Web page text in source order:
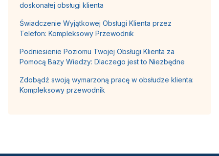
doskonałej obsługi klienta
Świadczenie Wyjątkowej Obsługi Klienta przez
Telefon: Kompleksowy Przewodnik
Podniesienie Poziomu Twojej Obsługi Klienta za
Pomocą Bazy Wiedzy: Dlaczego jest to Niezbędne
Zdobądź swoją wymarzoną pracę w obsłudze klienta:
Kompleksowy przewodnik